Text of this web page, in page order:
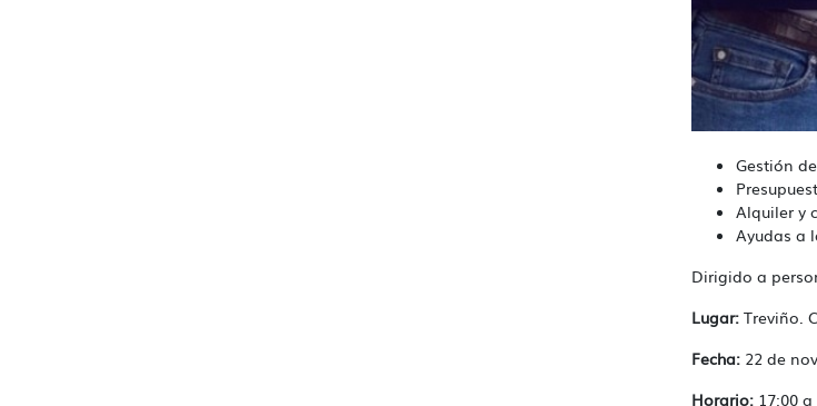
Gestión
Alquiler y
Ayudas a
Dirigido a
Lugar:Treviño.
Fecha: 22 de
Horario: 17:00 a